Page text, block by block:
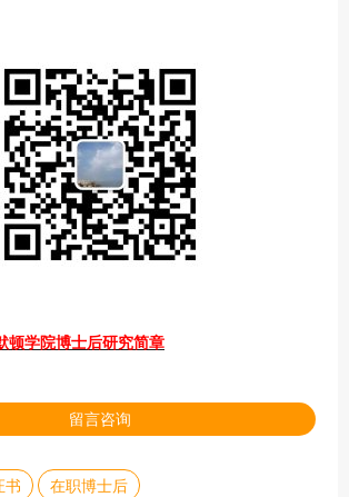
顿学院博士后研究简章
留言咨询
书 在职博士后